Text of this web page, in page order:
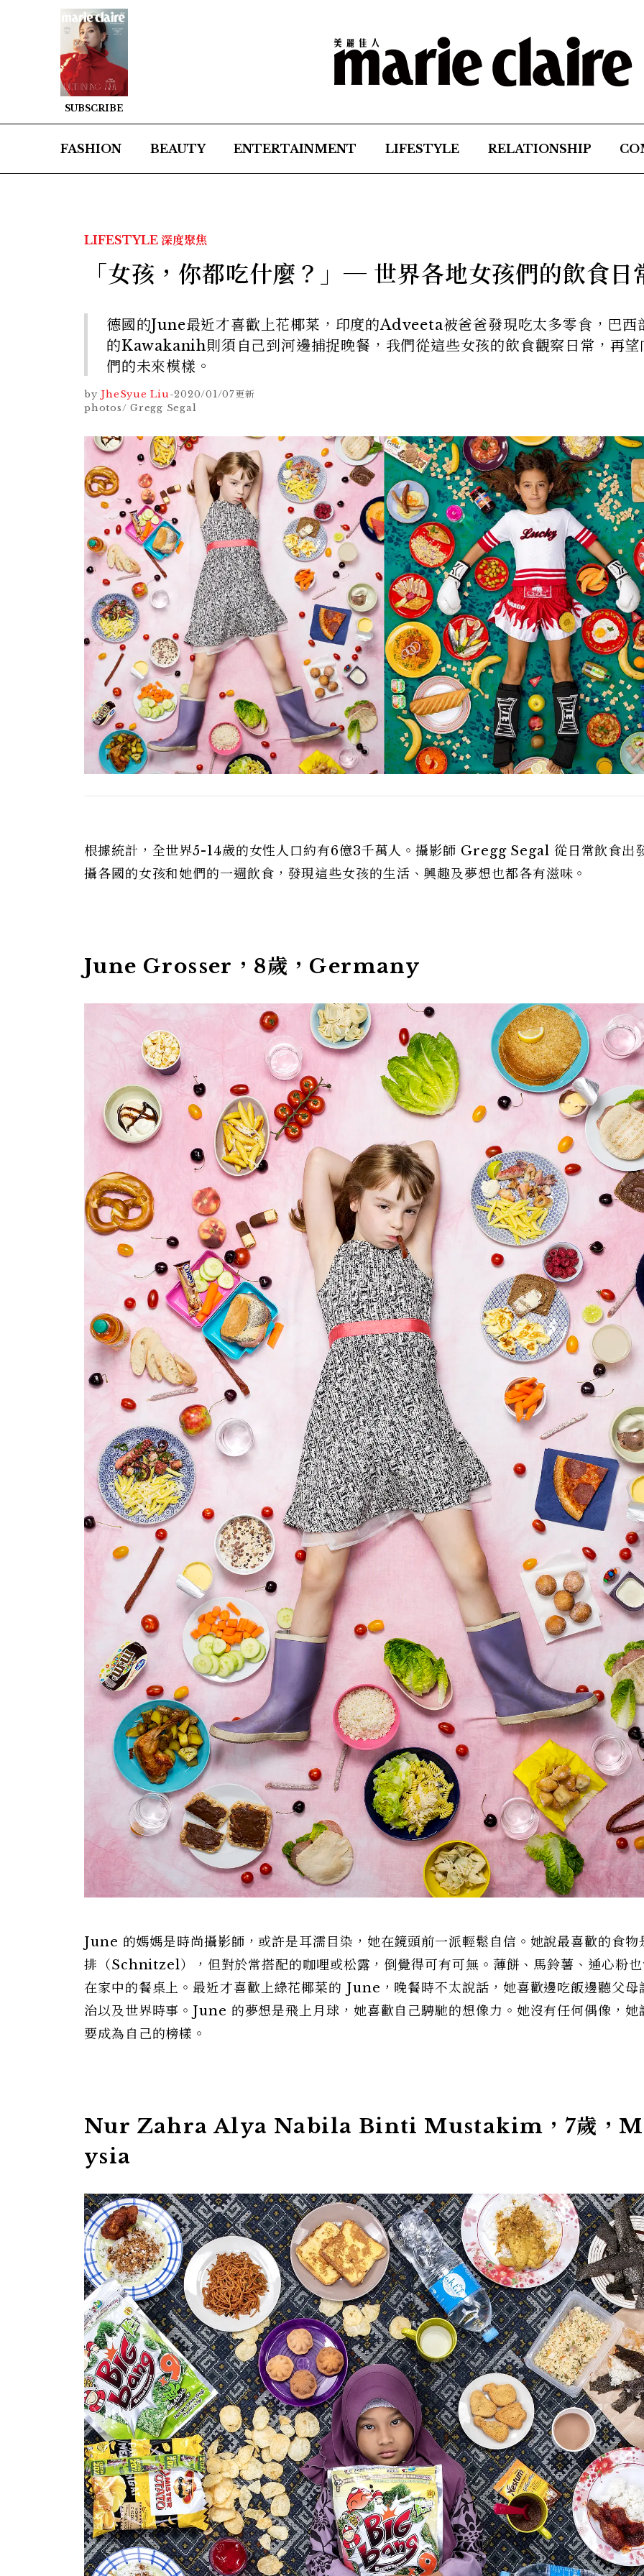
SUBSCRIBE
FASHION BEAUTY ENTERTAINMENT LIFESTYLE RELATIONSHIP
LIFESTYLE 深度聚焦
「女孩，你都吃什麼？」─ 世界各地女孩們的飲食日
德國的June最近才喜歡上花椰菜，印度的Adveeta被爸爸發現吃太多零食，巴西
的Kawakanih則須自己到河邊捕捉晚餐，我們從這些女孩的飲食觀察日常，再望
們的未來模樣。
by JheSyue Liu-2020/01/07更新
photos/ Gregg Segal
根據統計，全世界5-14歲的女性人口約有6億3千萬人。攝影師 Gregg Segal 從日常飲食出
攝各國的女孩和她們的一週飲食，發現這些女孩的生活、興趣及夢想也都各有滋味。
June Grosser，8歲，Germany
June 的媽媽是時尚攝影師，或許是耳濡目染，她在鏡頭前一派輕鬆自信。她說最喜歡的食物
排（Schnitzel），但對於常搭配的咖哩或松露，倒覺得可有可無。薄餅、馬鈴薯、通心粉
在家中的餐桌上。最近才喜歡上綠花椰菜的 June，晚餐時不太說話，她喜歡邊吃飯邊聽父母
治以及世界時事。June 的夢想是飛上月球，她喜歡自己騁馳的想像力。她沒有任何偶像，她
要成為自己的榜樣。
Nur Zahra Alya Nabila Binti Mustakim，7歲，
ysia